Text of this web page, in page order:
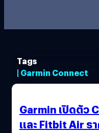
Tags
| Garmin Connect
Garmin เปิดตัว
และ Fitbit Air ร